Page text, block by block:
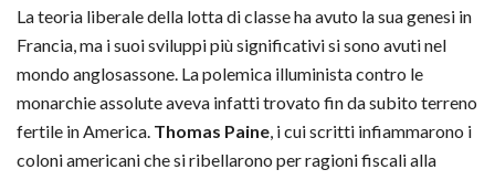
La teoria liberale della lotta di classe ha avuto la sua genesi in
Francia, ma i suoi sviluppi più significativi si sono avuti nel
mondo anglosassone. La polemica illuminista contro le
monarchie assolute aveva infatti trovato fin da subito terreno
fertile in America. Thomas Paine, i cui scritti infiammarono i
coloni americani che si ribellarono per ragioni fiscali alla